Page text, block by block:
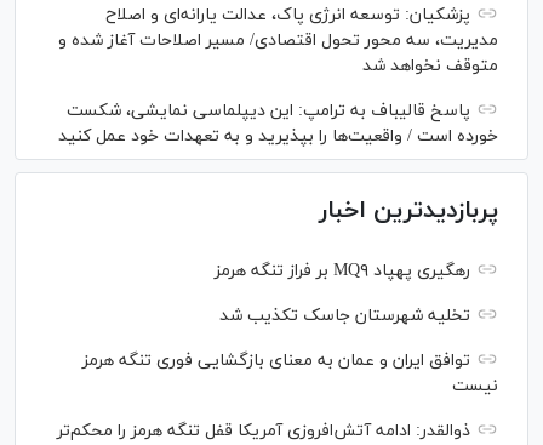
پزشکیان: توسعه انرژی پاک، عدالت یارانه‌ای و اصلاح
مدیریت، سه محور تحول اقتصادی/ مسیر اصلاحات آغاز شده و
متوقف نخواهد شد
پاسخ قالیباف به ترامپ: این دیپلماسی نمایشی، شکست
خورده است / واقعیت‌ها را بپذیرید و به تعهدات خود عمل کنید
پربازدیدترین اخبار
رهگیری پهپاد MQ۹ بر فراز تنگه هرمز
تخلیه شهرستان جاسک تکذیب شد
توافق ایران و عمان به معنای بازگشایی فوری تنگه هرمز
نیست
ذوالقدر: ادامه آتش‌افروزی آمریکا قفل تنگه هرمز را محکم‌تر